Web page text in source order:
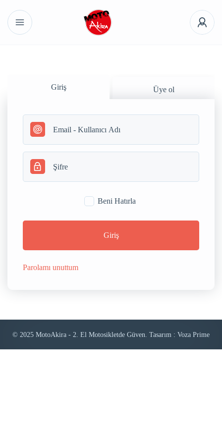
Giriş Üye ol
Beni Hatırla
Giriş
Parolamı unuttum
© 2025 MotoAkira - 2. El Motosikletde Güven. Tasarım : Voza Prime